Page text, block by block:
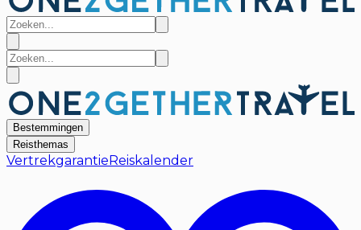
Bestemmingen
Reisthemas
Vertrekgarantie Reiskalender